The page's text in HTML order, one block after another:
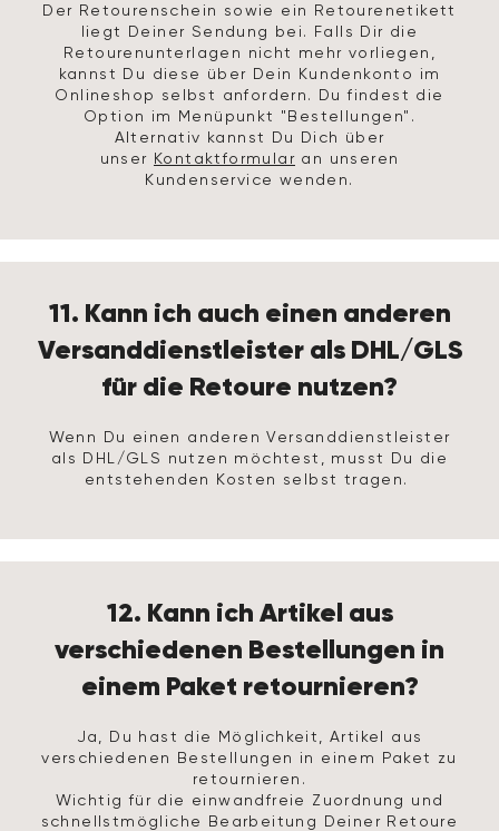
Der Retourenschein sowie ein Retourenetikett
liegt Deiner Sendung bei. Falls Dir die
Retourenunterlagen nicht mehr vorliegen,
kannst Du diese über Dein Kundenkonto im
Onlineshop selbst anfordern. Du findest die
Option im Menüpunkt "Bestellungen".
Alternativ kannst Du Dich über
unser Kontaktformular an unseren
Kundenservice wenden.
11. Kann ich auch einen anderen
Versanddienstleister als DHL/GLS
für die Retoure nutzen?
Wenn Du einen anderen Versanddienstleister
als DHL/GLS nutzen möchtest, musst Du die
entstehenden Kosten selbst tragen.
12. Kann ich Artikel aus
verschiedenen Bestellungen in
einem Paket retournieren?
Ja, Du hast die Möglichkeit, Artikel aus
verschiedenen Bestellungen in einem Paket zu
retournieren.
Wichtig für die einwandfreie Zuordnung und
schnellstmögliche Bearbeitung Deiner Retoure